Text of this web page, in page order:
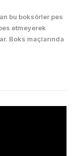
bu boksörler pes
etmeyerek
Boks maçlarında